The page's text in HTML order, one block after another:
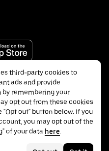
third-party cookies to
ads and provide
by remembering your
opt out from these cookies
"Opt out" button below. If you
you may opt out of the
of your data here.